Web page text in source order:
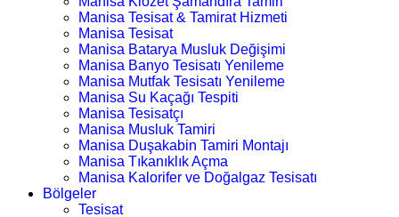
Manisa Tesisat & Tamirat Hizmeti
Manisa Tesisat
Manisa Batarya Musluk Değişimi
Manisa Banyo Tesisatı Yenileme
Manisa Mutfak Tesisatı Yenileme
Manisa Su Kaçağı Tespiti
Manisa Tesisatçı
Manisa Musluk Tamiri
Manisa Duşakabin Tamiri Montajı
Manisa Tıkanıklık Açma
Manisa Kalorifer ve Doğalgaz Tesisatı
Bölgeler
Tesisat